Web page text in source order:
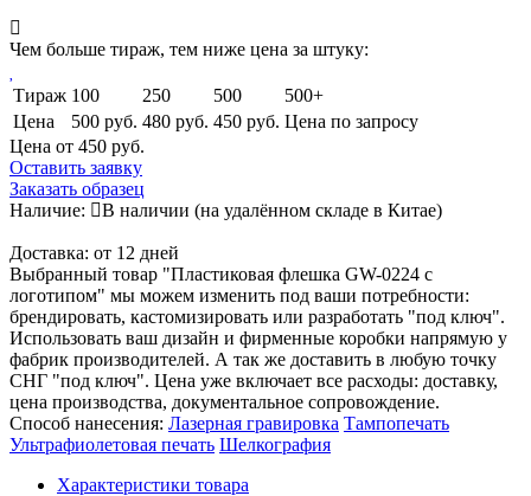
Чем больше тираж, тем ниже цена за штуку:
Тираж 100 250 500
500+
Цена
500 руб. 480 руб. 450 руб. Цена по запросу
Цена от 450 руб.
Оставить заявку
Заказать образец
Наличие:
В наличии (на удалённом складе в Китае)
Доставка: от 12 дней
Выбранный товар "Пластиковая флешка GW-0224 с
логотипом" мы можем изменить под ваши потребности:
брендировать, кастомизировать или разработать "под ключ".
Использовать ваш дизайн и фирменные коробки напрямую у
фабрик производителей. А так же доставить в любую точку
СНГ "под ключ". Цена уже включает все расходы: доставку,
цена производства, документальное сопровождение.
Способ нанесения: Лазерная гравировка Тампопечать
Ультрафиолетовая печать Шелкография
Характеристики товара